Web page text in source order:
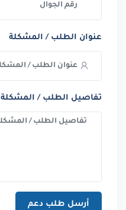
عنوان الطلب / المشكلة
تفاصيل الطلب / المشكلة
أرسل طلب دعم